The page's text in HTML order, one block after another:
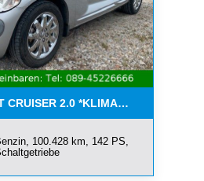
CRUISER 2.0
100.428 km, 142 PS,